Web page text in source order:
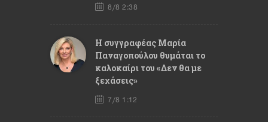
8/8 2:38
Η συγγραφέας Μαρία
Παναγοπούλου θυμάται το
καλοκαίρι του «Δεν θα με
ξεχάσεις»
7/8 1:12